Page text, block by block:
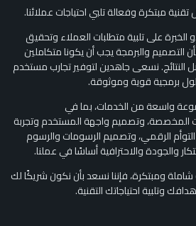
مبتكرة وفعالة تلبي احتياجات عملائنا.
على تلبية متطلبات العملاء وتحقيق
التصميم والبرمجة يجب أن يكونا متكاملين
نسعى جاهدين لتوفير تجارب مستخدم
برمجية قوية وموثوقة.
واسعة من الخدمات، بما في
المخصصة، وتصميم واجهة المستخدم وتجربة
الرقمي، وتصميم الرسومات والرسوم
والجودة والاحترافية أساسًا في عملنا.
ومبتكرة، فإننا نسعد بأن نكون شريكًا لك
وتلبية احتياجاتك التقنية.